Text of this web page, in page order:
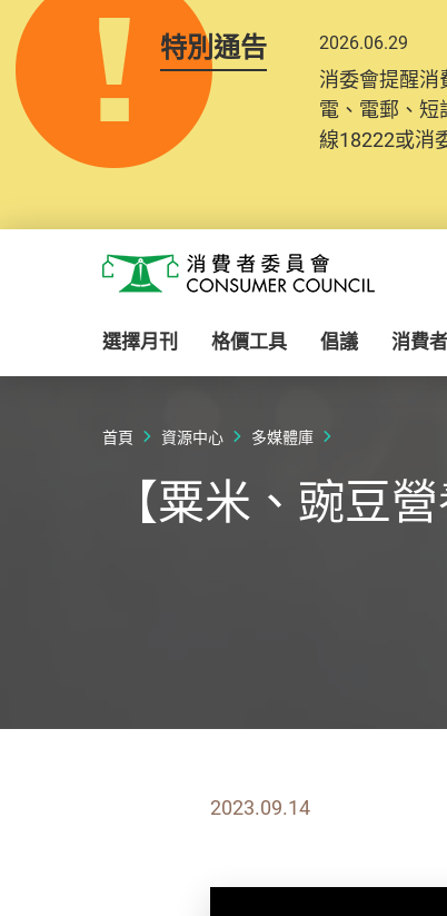
特別通告 2026.06.29
消委會提醒
電、電郵、
線18222或消
消費者委員會
選擇月刊 格價工具 倡議 消費
首頁 資源中心 多媒體庫
【粟米、豌豆
2023.09.14